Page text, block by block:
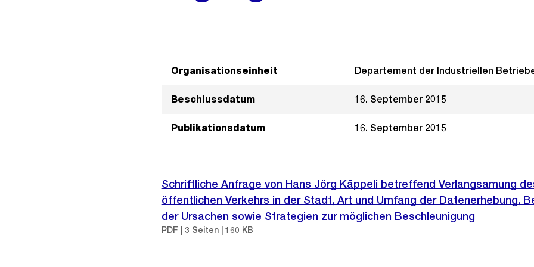
Organisationseinheit Departement der Industriellen
Beschlussdatum 16. September 2015
Publikationsdatum 16. September 2015
Schriftliche Anfrage von Hans Jörg Käppeli betreffend Verlangsamung
öffentlichen Verkehrs in der Stadt, Art und Umfang der Datenerhebung,
der Ursachen sowie Strategien zur möglichen Beschleunigung
PDF | 3 Seiten | 160 KB